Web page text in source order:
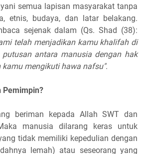
semua lapisan masyarakat tanpa
etnis, budaya, dan latar belakang.
sejenak dalam (Qs. Shad (38):
telah menjadikan kamu khalifah di
antara manusia dengan hak
mengikuti hawa nafsu".
Pemimpin?
beriman kepada Allah SWT dan
manusia dilarang keras untuk
tidak memiliki kepedulian dengan
lemah) atau seseorang yang